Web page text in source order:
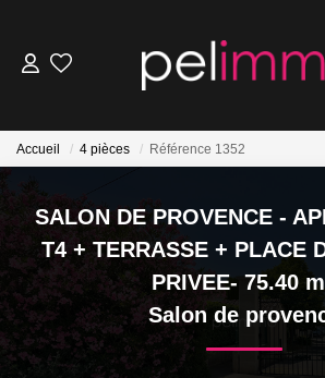
ESTIMATION
Accueil 4 pièces Référence 1352
SALON DE PROVENCE -
T4 + TERRASSE + PLACE
PRIVEE- 75.40
Salon de